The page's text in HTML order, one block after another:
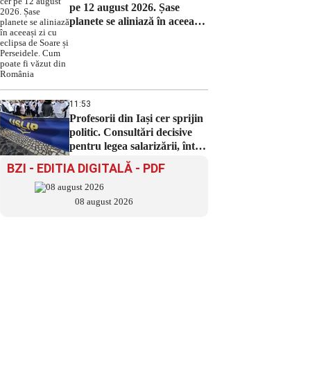
pe 12 august 2026. Șase
planete se aliniază în aceeași
11:53
Profesorii din Iași cer sprijin
politic. Consultări decisive
pentru legea salarizării, între
10 și 15 august
BZI - EDITIA DIGITALĂ - PDF
08 august 2026